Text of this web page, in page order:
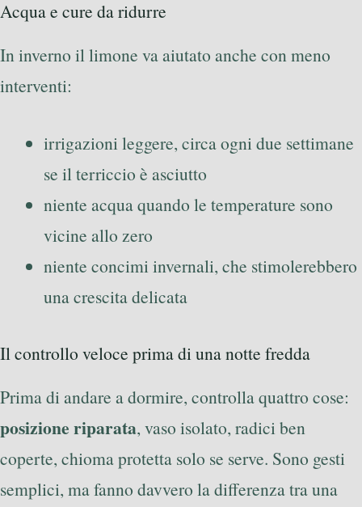
Acqua e cure da ridurre
In inverno il limone va aiutato anche con meno
interventi:
irrigazioni leggere, circa ogni due settimane
se il terriccio è asciutto
niente acqua quando le temperature sono
vicine allo zero
niente concimi invernali, che stimolerebbero
una crescita delicata
Il controllo veloce prima di una notte fredda
Prima di andare a dormire, controlla quattro cose:
posizione riparata, vaso isolato, radici ben
coperte, chioma protetta solo se serve. Sono gesti
semplici, ma fanno davvero la differenza tra una